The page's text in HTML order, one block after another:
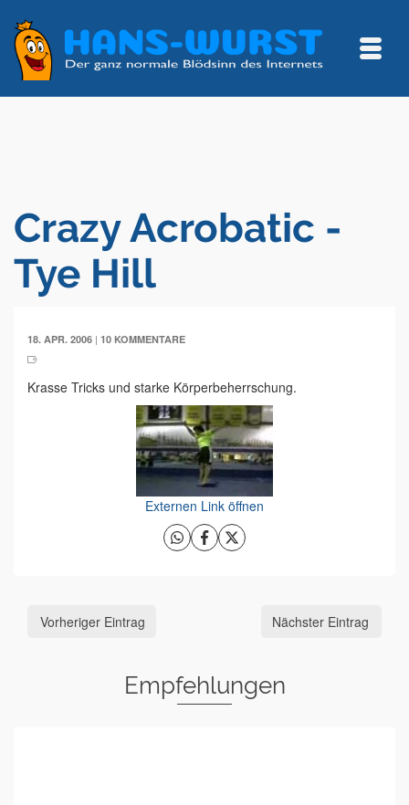
Crazy Acrobatic -
Tye Hill
18. APR. 2006 | 10 KOMMENTARE
Krasse Tricks und starke Körperbeherrschung.
Externen Link öffnen
Vorheriger Eintrag Nächster Eintrag
Empfehlungen